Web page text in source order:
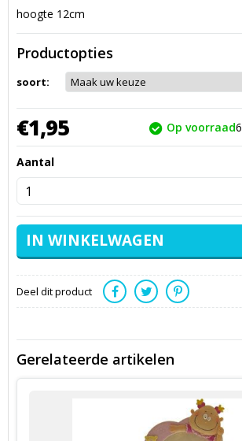
hoogte 12cm
Productopties
soort:
€1,95 Op voorraad6
Aantal
Deel dit product
Gerelateerde artikelen